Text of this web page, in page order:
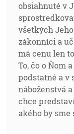
obsiahnuté v
všetkých
zákonníci a
má cenu len
To, čo o Ňom
podstatné a v
náboženstvá
chce
akého by